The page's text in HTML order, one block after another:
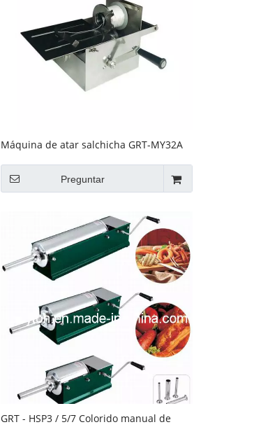
Máquina de atar salchicha GRT-MY32A
Preguntar
GRT - HSP3 / 5/7 Colorido manual de